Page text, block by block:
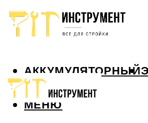
АККУМУЛЯТОРНЫЙ
МЕНЮ